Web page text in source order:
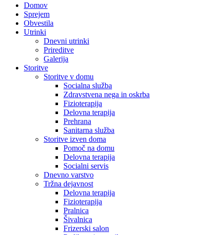
Domov
Sprejem
Obvestila
Utrinki
Dnevni utrinki
Prireditve
Galerija
Storitve
Storitve v domu
Socialna služba
Zdravstvena nega in oskrba
Fizioterapija
Delovna terapija
Prehrana
Sanitarna služba
Storitve izven doma
Pomoč na domu
Delovna terapija
Socialni servis
Dnevno varstvo
Tržna dejavnost
Delovna terapija
Fizioterapija
Pralnica
Šivalnica
Frizerski salon